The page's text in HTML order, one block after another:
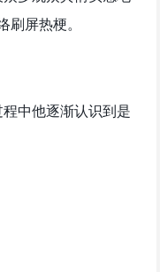
刷屏热梗。
中他逐渐认识到是